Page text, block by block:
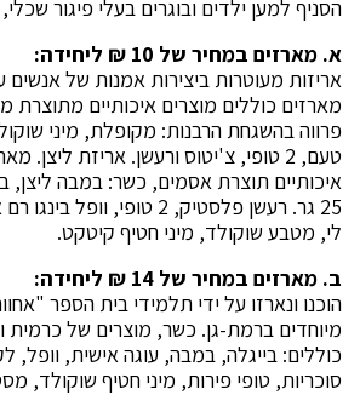
הסניף למען ילדים ובוגרים בעלי פיגור
א. מארזים במחיר של 10 ₪ ליחידה:
אריזות מעוטרות ביצירות אמנות של אנשים
מארזים כוללים מוצרים איכותיים מתוצרת
פרווה בהשגחת הרבנות: מקופלת, מיני
טעם, 2 טופי, צ'יטוס ורעשן. אריזת ליצן.
25 גר. רעשן פלסטיק, 2 טופי,
לי, מטבע שוקולד, מיני חטיף קיטקט.
ב. מארזים במחיר של 14 ₪ ליחידה:
הוכנו ונארזו על ידי תלמידי בית הספר
מיוחדים ברמת-גן. כשר, מוצרים של כרמית
כוללים: בייגלה, במבה, עוגה אישית,
סוכריות, טופי פירות, מיני חטיף שוקולד,